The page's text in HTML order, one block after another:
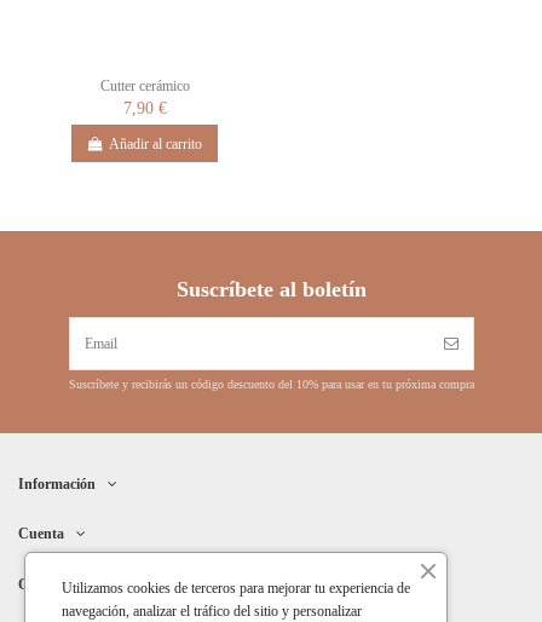
Cutter cerámico
7,90 €
Añadir al carrito
Suscríbete al boletín
Suscríbete y recibirás un código descuento del 10% para usar en tu próxima compra
Información
Cuenta
ContactoUtilizamos cookies de terceros para mejorar tu experiencia de
navegación, analizar el tráfico del sitio y personalizar